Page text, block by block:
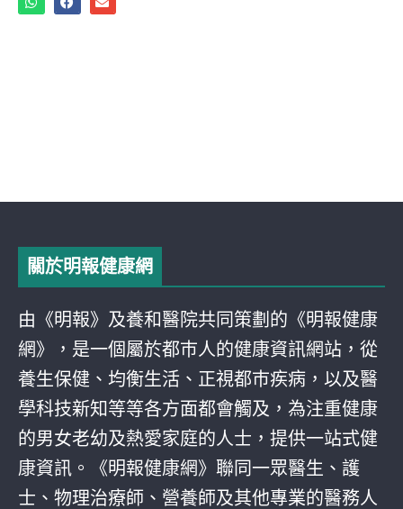
關於明報健康網
由《明報》及養和醫院共同策劃的《明報健康
網》，是一個屬於都巿人的健康資訊網站，從
養生保健、均衡生活、正視都巿疾病，以及醫
學科技新知等等各方面都會觸及，為注重健康
的男女老幼及熱愛家庭的人士，提供一站式健
康資訊。《明報健康網》聯同一眾醫生、護
士、物理治療師、營養師及其他專業的醫務人